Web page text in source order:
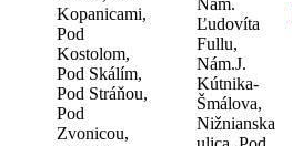
Kopanicami,
Pod
Kostolom,
Pod Skálím,
Pod Stráňou,
Pod
Zvonicou,
Nám.
Ľudovíta
Fullu,
Nám.J.
Kútnika-
Šmálova,
Nižnianska